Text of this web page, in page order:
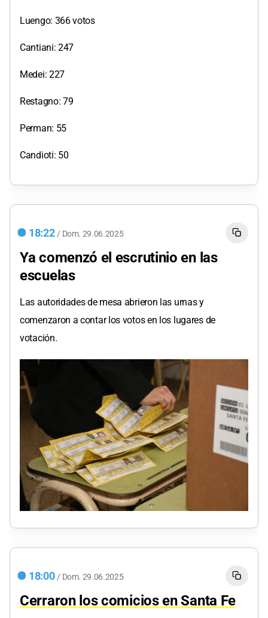
Luengo: 366 votos
Cantiani: 247
Medei: 227
Restagno: 79
Perman: 55
Candioti: 50
18:22 / Dom. 29.06.2025
Ya comenzó el escrutinio en las
escuelas
Las autoridades de mesa abrieron las urnas y
comenzaron a contar los votos en los lugares de
votación.
18:00 / Dom. 29.06.2025
Cerraron los comicios en Santa Fe